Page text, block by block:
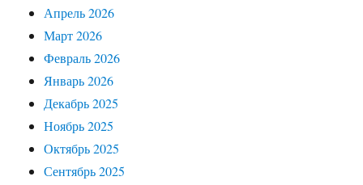
Апрель 2026
Март 2026
Февраль 2026
Январь 2026
Декабрь 2025
Ноябрь 2025
Октябрь 2025
Сентябрь 2025